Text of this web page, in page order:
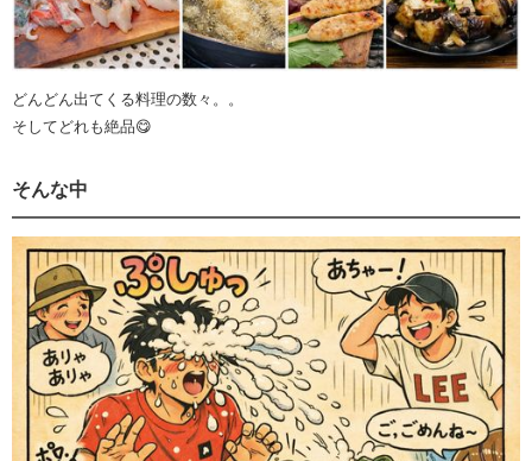
どんどん出てくる料理の数々。。
そしてどれも絶品😋
そんな中